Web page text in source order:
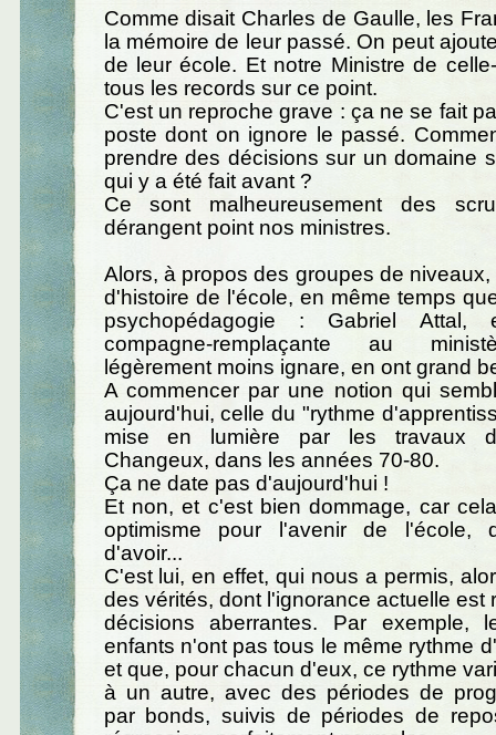
Comme disait Charles de Gaulle, les
la mémoire de leur passé. On peut
de leur école. Et notre Ministre de
tous les records sur ce point.
C'est un reproche grave : ça ne se fait
poste dont on ignore le passé.
prendre des décisions sur un domaine
qui y a été fait avant ?
Ce sont malheureusement des
dérangent point nos ministres.
Alors, à propos des groupes de
d'histoire de l'école, en même temps
psychopédagogie : Gabriel
compagne-remplaçante au
légèrement moins ignare, en ont grand
A commencer par une notion qui
aujourd'hui, celle du "rythme
mise en lumière par les travaux
Changeux, dans les années 70-80.
Ça ne date pas d'aujourd'hui !
Et non, et c'est bien dommage, car
optimisme pour l'avenir de l'école,
d'avoir...
C'est lui, en effet, qui nous a permis,
des vérités, dont l'ignorance actuelle est
décisions aberrantes. Par exemple,
enfants n'ont pas tous le même rythme
et que, pour chacun d'eux, ce rythme
à un autre, avec des périodes de
par bonds, suivis de périodes de